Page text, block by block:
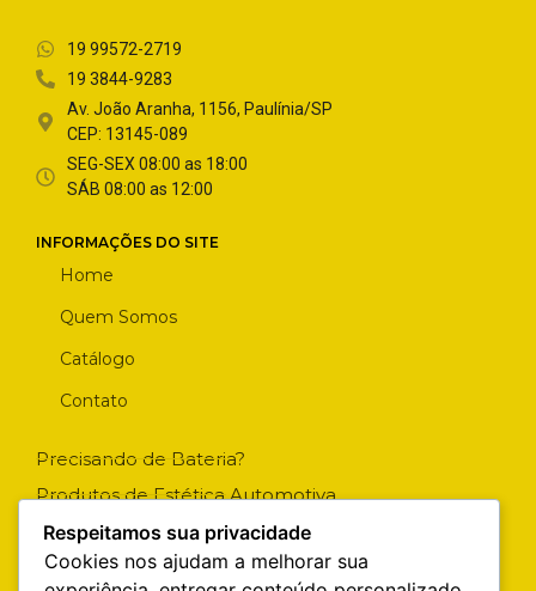
19 99572-2719
19 3844-9283
Av. João Aranha, 1156, Paulínia/SP
CEP: 13145-089
SEG-SEX 08:00 as 18:00
SÁB 08:00 as 12:00
INFORMAÇÕES DO SITE
Home
Quem Somos
Catálogo
Contato
Precisando de Bateria?
Produtos de Estética Automotiva
Manutenção Preventiva
Troca de óleo
Respeitamos sua privacidade
Cookies nos ajudam a melhorar sua